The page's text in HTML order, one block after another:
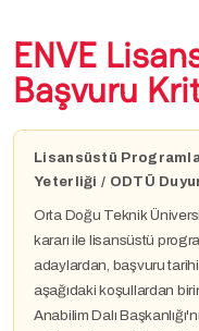
ENVE
Başvuru
Lisansüstü
Yeterliği / ODTÜ
Orta Doğu Teknik
kararı ile lisansüstü
adaylardan, başvuru tarihi
aşağıdaki koşullardan
Anabilim Dalı